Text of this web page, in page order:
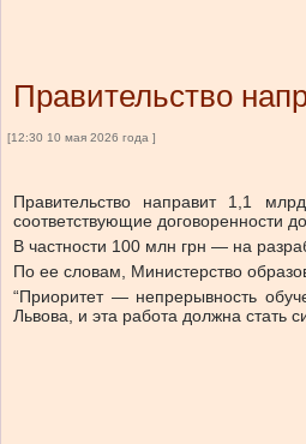
Правительство
[12:30 10 мая 2026 года ]
Правительство направит 1,1
соответствующие договоренности
В частности 100 млн грн — на
По ее словам, Министерство
“Приоритет — непрерывность
Львова, и эта работа должна стать